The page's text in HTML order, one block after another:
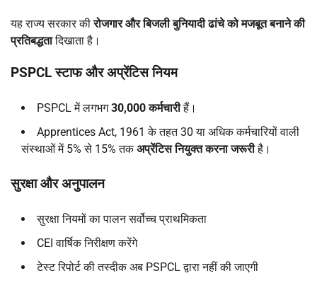
यह राज्य सरकार कीरोजगार और बिजली बुनियादी ढांचे को मजबूत बनाने की
प्रतिबद्धतादिखाता है।
PSPCLस्टाफ और अप्रेंटिस नियम
PSPCL में लगभग30,000कर्मचारीहैं।
Apprentices Act, 1961 के तहत 30 या अधिक कर्मचारियों वाली
संस्थाओं में 5% से 15% तकअप्रेंटिस नियुक्त करना जरूरीहै।
सुरक्षा और अनुपालन
सुरक्षा नियमों का पालन सर्वोच्च प्राथमिकता
CEI वार्षिक निरीक्षण करेंगे
टेस्ट रिपोर्ट की तस्दीक अब PSPCL द्वारा नहीं की जाएगी